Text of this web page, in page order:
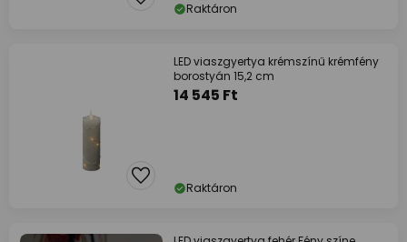
Raktáron
LED viaszgyertya krémszínű krémfény
borostyán 15,2 cm
14 545 Ft
Raktáron